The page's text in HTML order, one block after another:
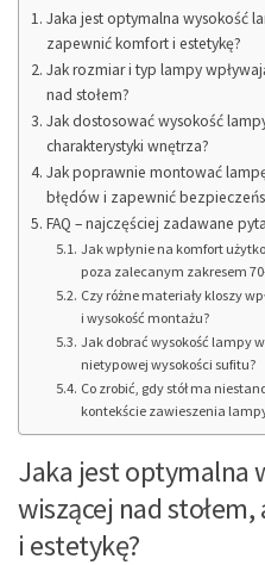
Jaka jest optymalna wysokość
zapewnić komfort i estetykę?
Jak rozmiar i typ lampy
nad stołem?
Jak dostosować wysokość
charakterystyki wnętrza?
Jak poprawnie montować
błędów i zapewnić
FAQ – najczęściej zadawane
Jak wpłynie na komfort
poza zalecanym zakresem
Czy różne materiały kloszy
i wysokość montażu?
Jak dobrać wysokość lampy
nietypowej wysokości sufitu?
Co zrobić, gdy stół ma
kontekście zawieszenia
Jaka jest optymalna
wiszącej nad
i estetykę?